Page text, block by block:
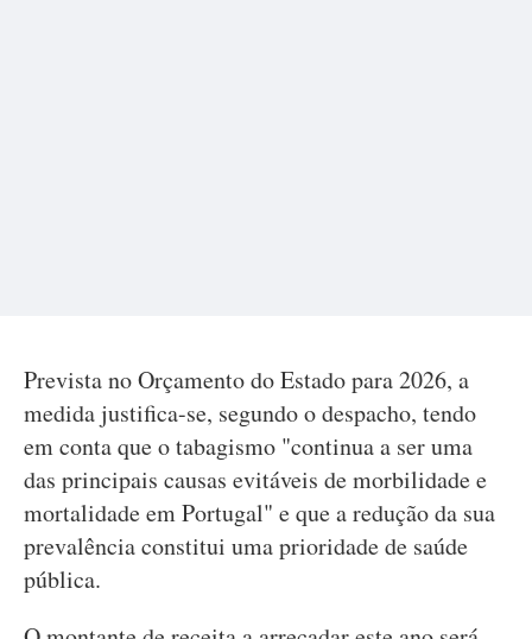
Prevista no Orçamento do Estado para 2026, a
medida justifica-se, segundo o despacho, tendo
em conta que o tabagismo "continua a ser uma
das principais causas evitáveis de morbilidade e
mortalidade em Portugal" e que a redução da sua
prevalência constitui uma prioridade de saúde
pública.